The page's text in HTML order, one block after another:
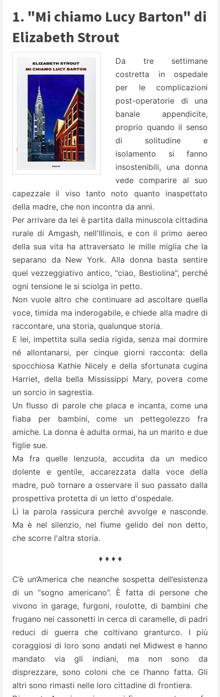
1. "Mi chiamo Lucy Barton" di
Elizabeth Strout
Da tre settimane
costretta in ospedale
per le complicazioni
post-operatorie di una
banale appendicite,
proprio quando il senso
di solitudine e
isolamento si fanno
insostenibili, una donna
vede comparire al suo
capezzale il viso tanto noto quanto inaspettato
della madre, che non incontra da anni.
Per arrivare da lei è partita dalla minuscola cittadina
rurale di Amgash, nell'Illinois, e con il primo aereo
della sua vita ha attraversato le mille miglia che la
separano da New York. Alla donna basta sentire
quel vezzeggiativo antico, "ciao, Bestiolina", perché
ogni tensione le si sciolga in petto.
Non vuole altro che continuare ad ascoltare quella
voce, timida ma inderogabile, e chiede alla madre di
raccontare, una storia, qualunque storia.
E lei, impettita sulla sedia rigida, senza mai dormire
né allontanarsi, per cinque giorni racconta: della
spocchiosa Kathie Nicely e della sfortunata cugina
Harriet, della bella Mississippi Mary, povera come
un sorcio in sagrestia.
Un flusso di parole che placa e incanta, come una
fiaba per bambini, come un pettegolezzo fra
amiche. La donna è adulta ormai, ha un marito e due
figlie sue.
Ma fra quelle lenzuola, accudita da un medico
dolente e gentile, accarezzata dalla voce della
madre, può tornare a osservare il suo passato dalla
prospettiva protetta di un letto d'ospedale.
Lì la parola rassicura perché avvolge e nasconde.
Ma è nel silenzio, nel fiume gelido del non detto,
che scorre l'altra storia.
♦ ♦ ♦ ♦
C’è un’America che neanche sospetta dell’esistenza
di un “sogno americano”. È fatta di persone che
vivono in garage, furgoni, roulotte, di bambini che
frugano nei cassonetti in cerca di caramelle, di padri
reduci di guerra che coltivano granturco. I più
coraggiosi di loro sono andati nel Midwest e hanno
mandato via gli indiani, ma non sono da
disprezzare, sono coloni che ce l’hanno fatta. Gli
altri sono rimasti nelle loro cittadine di frontiera.